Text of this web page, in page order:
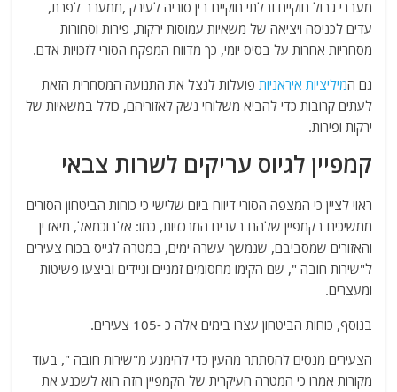
מעברי גבול חוקיים ובלתי חוקיים בין סוריה לעירק ,ממערב לפרת,
עדים לכניסה ויציאה של משאיות עמוסות ירקות, פירות וסחורות
מסחריות אחרות על בסיס יומי, כך מדווח המפקח הסורי לזכויות אדם.
גם המיליציות איראניות פועלות לנצל את התנועה המסחרית הזאת
לעתים קרובות כדי להביא משלוחי נשק לאזוריהם, כולל במשאיות של
ירקות ופירות.
קמפיין לגיוס עריקים לשרות צבאי
ראוי לציין כי המצפה הסורי דיווח ביום שלישי כי כוחות הביטחון הסורים
ממשיכים בקמפיין שלהם בערים המרכזיות, כמו: אלבוכמאל, מיאדין
והאזורים שמסביבם, שנמשך עשרה ימים, במטרה לגייס בכוח צעירים
ל"שירות חובה ", שם הקימו מחסומים זמניים וניידים וביצעו פשיטות
ומעצרים.
בנוסף, כוחות הביטחון עצרו בימים אלה כ -105 צעירים.
הצעירים מנסים להסתתר מהעין כדי להימנע מ"שירות חובה ", בעוד
מקורות אמרו כי המטרה העיקרית של הקמפיין הזה הוא לשכנע את